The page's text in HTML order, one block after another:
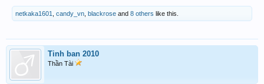
netkaka1601 candy_vn blackrose and 8 others like this.
Tinh ban 2010
Thần Tài